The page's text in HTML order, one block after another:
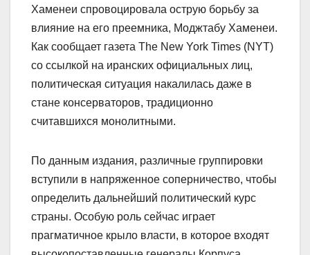
Хаменеи спровоцировала острую борьбу за
влияние на его преемника, Моджтабу Хаменеи.
Как сообщает газета The New York Times (NYT)
со ссылкой на иранских официальных лиц,
политическая ситуация накалилась даже в
стане консерваторов, традиционно
считавшихся монолитными.
По данным издания, различные группировки
вступили в напряженное соперничество, чтобы
определить дальнейший политический курс
страны. Особую роль сейчас играет
прагматичное крыло власти, в которое входят